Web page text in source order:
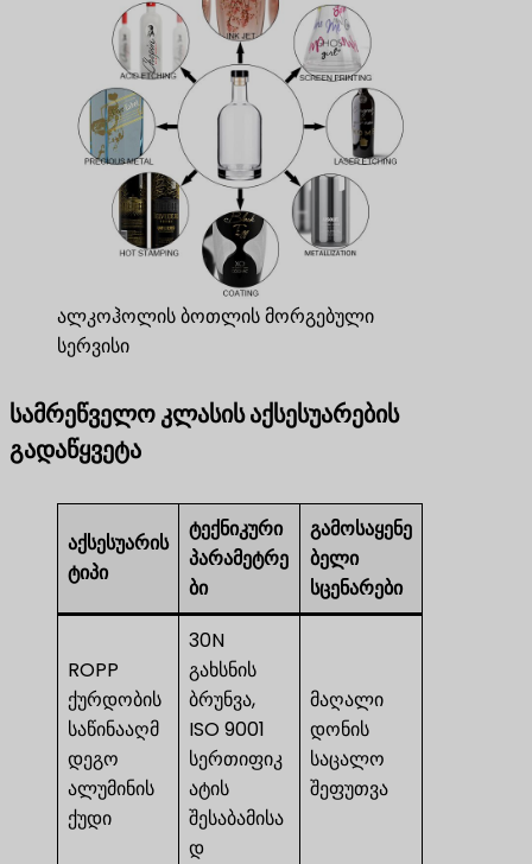
ალკოჰოლის ბოთლის მორგებული
სერვისი
სამრეწველო კლასის აქსესუარების
გადაწყვეტა
აქსესუარის
ტიპი
ტექნიკური
პარამეტრე
ბი
გამოსაყენე
ბელი
სცენარები
ROPP
ქურდობის
საწინააღმ
დეგო
ალუმინის
ქუდი
30N
გახსნის
ბრუნვა,
ISO 9001
სერთიფიკ
ატის
შესაბამისა
დ
მაღალი
დონის
საცალო
შეფუთვა